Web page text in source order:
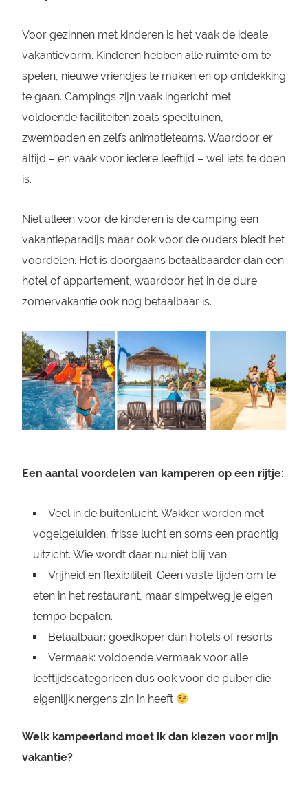
Voor gezinnen met kinderen is het vaak de ideale
vakantievorm. Kinderen hebben alle ruimte om te
spelen, nieuwe vriendjes te maken en op ontdekking
te gaan. Campings zijn vaak ingericht met
voldoende faciliteiten zoals speeltuinen,
zwembaden en zelfs animatieteams. Waardoor er
altijd – en vaak voor iedere leeftijd – wel iets te doen
is.
Niet alleen voor de kinderen is de camping een
vakantieparadijs maar ook voor de ouders biedt het
voordelen. Het is doorgaans betaalbaarder dan een
hotel of appartement, waardoor het in de dure
zomervakantie ook nog betaalbaar is.
Een aantal voordelen van kamperen op een rijtje:
Veel in de buitenlucht. Wakker worden met
vogelgeluiden, frisse lucht en soms een prachtig
uitzicht. Wie wordt daar nu niet blij van.
Vrijheid en flexibiliteit. Geen vaste tijden om te
eten in het restaurant, maar simpelweg je eigen
tempo bepalen.
Betaalbaar: goedkoper dan hotels of resorts
Vermaak: voldoende vermaak voor alle
leeftijdscategorieën dus ook voor de puber die
eigenlijk nergens zin in heeft
Welk kampeerland moet ik dan kiezen voor mijn
vakantie?